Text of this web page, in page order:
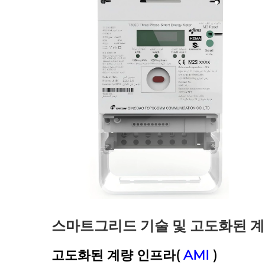
스마트그리드 기술 및 고도화된
고도화된 계량 인프라(AMI )